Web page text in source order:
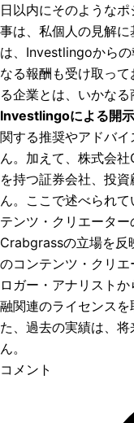
日以内にそのようなポ
事は、私個人の見解
は、Investlingoから
なる報酬も受け取っ
る企業とは、いかなる
Investlingoによる開示
関する推奨やアドバ
ん。加えて、株式会
を持つ証券会社、投
ん。ここで述べられ
テンツ・クリエータ
Crabgrassの立場を反
のコンテンツ・クリ
ロガー・アナリスト
融関連のライセンス
た、過去の実績は、
ん。
コメント